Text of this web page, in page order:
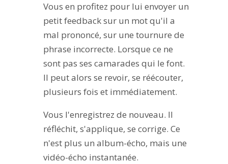
Vous en profitez pour lui envoyer un
petit feedback sur un mot qu'il a
mal prononcé, sur une tournure de
phrase incorrecte. Lorsque ce ne
sont pas ses camarades qui le font.
Il peut alors se revoir, se réécouter,
plusieurs fois et immédiatement.
Vous l'enregistrez de nouveau. Il
réfléchit, s'applique, se corrige. Ce
n'est plus un album-écho, mais une
vidéo-écho instantanée.